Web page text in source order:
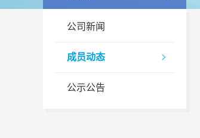
公司新闻

成员动态
公示公告